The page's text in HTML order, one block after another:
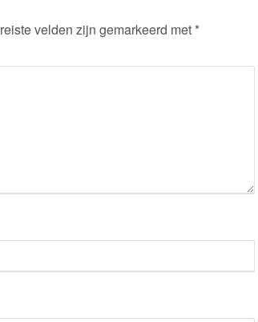
velden zijn gemarkeerd met *